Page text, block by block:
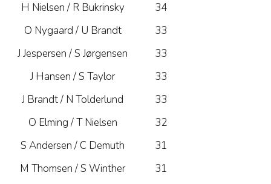
H Nielsen / R Bukrinsky
34
O Nygaard / U Brandt
33
J Jespersen / S Jørgensen
33
J Hansen / S Taylor
33
J Brandt / N Tolderlund
33
O Elming / T Nielsen
32
S Andersen / C Demuth
31
M Thomsen / S Winther
31